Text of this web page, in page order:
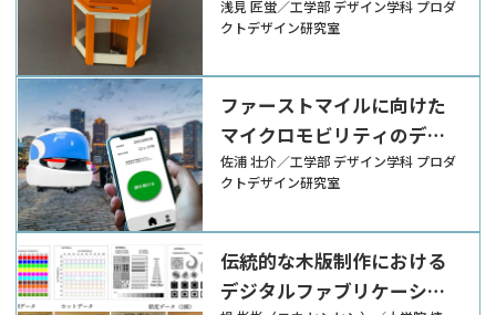
浅見 匠蛍／工学部 デザイン学科 プロダ
クトデザイン研究室
ファーストマイルに向けた
マイクロモビリティのデザ
イン
佐浦 壮介／工学部 デザイン学科 プロダ
クトデザイン研究室
伝統的な木版制作における
デジタルファブリケーショ